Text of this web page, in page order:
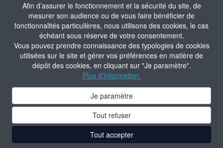
Afin d’assurer le fonctionnement et la sécurité du site, de
mesurer son audience ou de vous faire bénéficier de
fonctionnalités particulières, nous utilisons des cookies, le cas
échéant sous réserve de votre consentement.
Vous pouvez prendre connaissance des typologies de cookies
utilisées sur le site et gérer vos préférences en matière de
dépôt des cookies, en cliquant sur "Je paramètre".
Plus d'information.
Je paramètre
Tout refuser
Tout accepter